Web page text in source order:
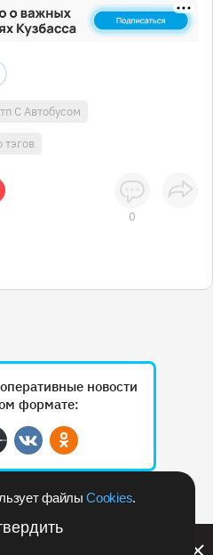
файлыCookies.
С Автобусом
тэгов
0
новости
формате:
ВконтактеОдноклассники
области акцию с